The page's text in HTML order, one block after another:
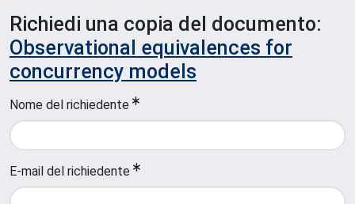
Richiedi una copia del documento:
Observational equivalences for
concurrency models
Nome del richiedente
E-mail del richiedente